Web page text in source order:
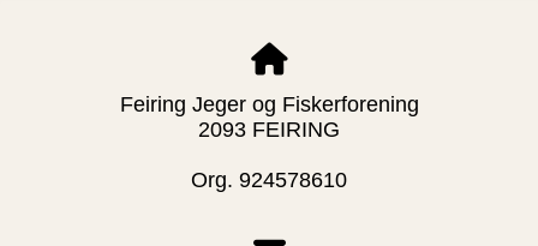
Feiring Jeger og Fiskerforening
2093 FEIRING
Org. 924578610